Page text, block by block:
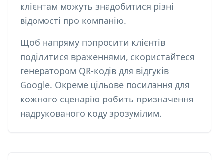
клієнтам можуть знадобитися різні
відомості про компанію.
Щоб напряму попросити клієнтів
поділитися враженнями, скористайтеся
генератором QR-кодів для відгуків
Google. Окреме цільове посилання для
кожного сценарію робить призначення
надрукованого коду зрозумілим.